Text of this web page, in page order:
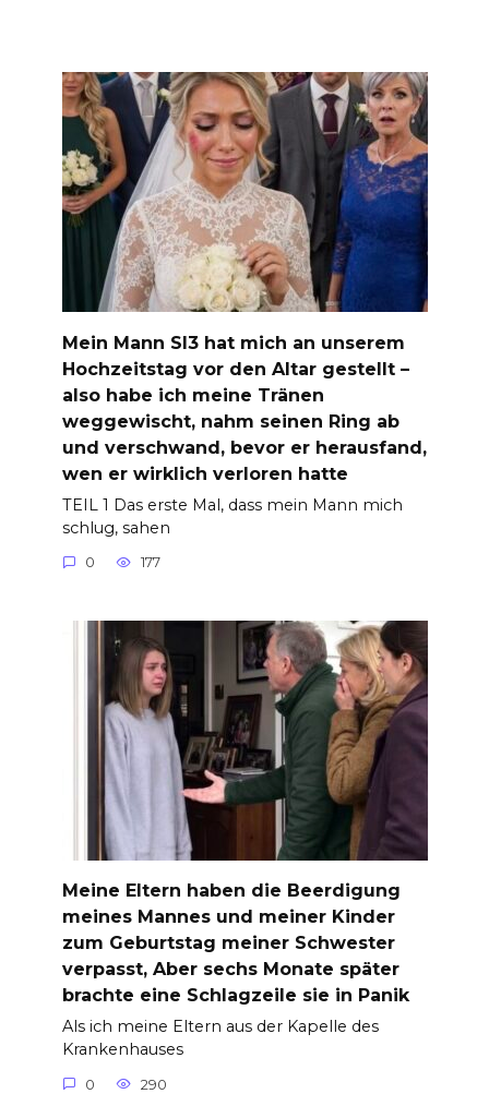
Mein Mann Sl3 hat mich an unserem
Hochzeitstag vor den Altar gestellt –
also habe ich meine Tränen
weggewischt, nahm seinen Ring ab
und verschwand, bevor er herausfand,
wen er wirklich verloren hatte
TEIL 1 Das erste Mal, dass mein Mann mich
schlug, sahen
0 177
Meine Eltern haben die Beerdigung
meines Mannes und meiner Kinder
zum Geburtstag meiner Schwester
verpasst, Aber sechs Monate später
brachte eine Schlagzeile sie in Panik
Als ich meine Eltern aus der Kapelle des
Krankenhauses
0 290